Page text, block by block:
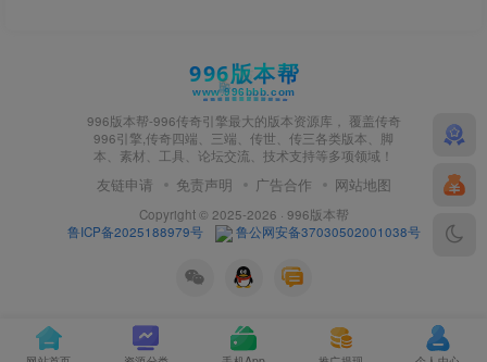
996版本帮-996传奇引擎最大的版本资源库， 覆盖传奇
996引擎,传奇四端、三端、传世、传三各类版本、脚
本、素材、工具、论坛交流、技术支持等多项领域！
友链申请 免责声明 广告合作 网站地图
Copyright © 2025-2026 · 996版本帮
鲁ICP备2025188979号
鲁公网安备37030502001038号